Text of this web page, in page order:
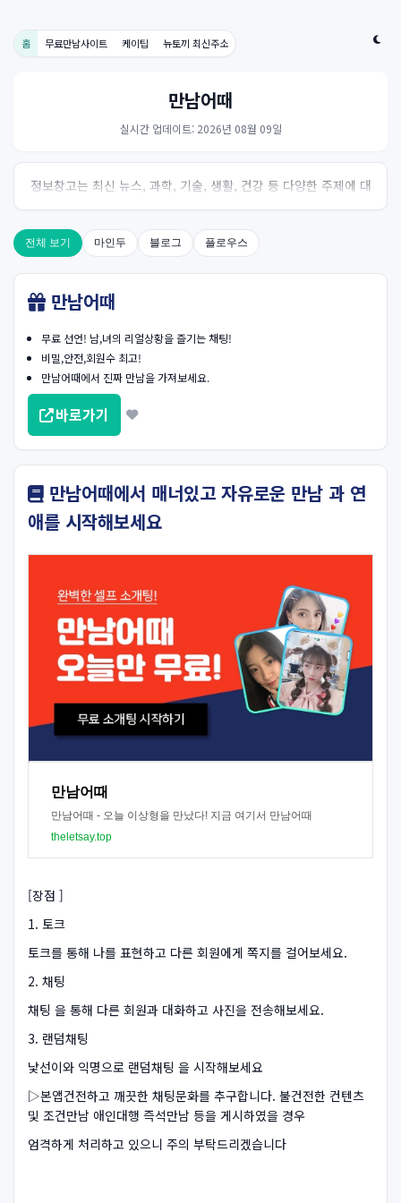
홈 무료만남사이트 케이팁 뉴토끼 최신주소
만남어때
실시간 업데이트: 2026년 08월 09일
정보창고는 최신 뉴스, 과학, 기술, 생활, 건강 등 다양한 주제에 대
한 신뢰성 있는 정보를 제공하는 온라인 자료실입니다.
전체 보기 마인두 블로그 플로우스
만남어때
무료 선언! 남,녀의 리얼상황을 즐기는 채팅!
비밀,안전,회원수 최고!
만남어때에서 진짜 만남을 가져보세요.
바로가기
만남어때에서 매너있고 자유로운 만남 과 연
애를 시작해보세요
만남어때
만남어때 - 오늘 이상형을 만났다! 지금 여기서 만남어때
theletsay.top
[장점 ]
1. 토크
토크를 통해 나를 표현하고 다른 회원에게 쪽지를 걸어보세요.
2. 채팅
채팅 을 통해 다른 회원과 대화하고 사진을 전송해보세요.
3. 랜덤채팅
낯선이와 익명으로 랜덤채팅 을 시작해보세요
▷본앱건전하고 깨끗한 채팅문화를 추구합니다. 불건전한 컨텐츠
및 조건만남 애인대행 즉석만남 등을 게시하였을 경우
엄격하게 처리하고 있으니 주의 부탁드리겠습니다